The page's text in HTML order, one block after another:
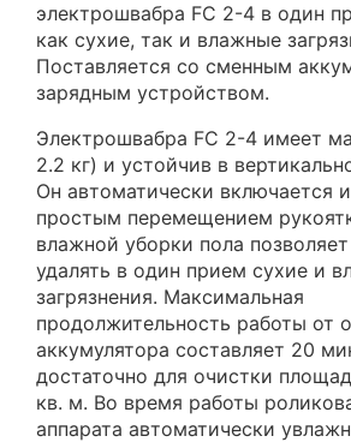
электрошвабра FC 2-4 в один
как сухие, так и влажные
Поставляется со сменным
зарядным устройством.
Электрошвабра FC 2-4 имеет
2.2 кг) и устойчив в
Он автоматически включается
простым перемещением
влажной уборки пола
удалять в один прием сухие и
загрязнения. Максимальная
продолжительность работы от
аккумулятора составляет 20
достаточно для очистки
кв. м. Во время работы
аппарата автоматически